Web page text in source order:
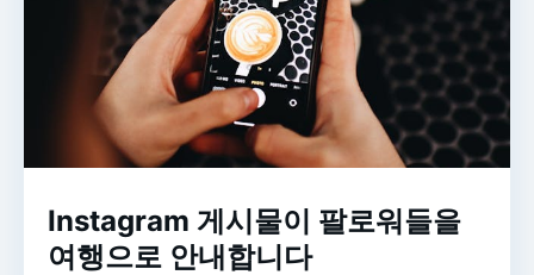
Instagram 게시물이 팔로워들을
여행으로 안내합니다